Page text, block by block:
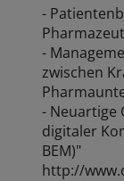
-
-
zwischen
- Neuartige
digitaler
BEM)"
http://